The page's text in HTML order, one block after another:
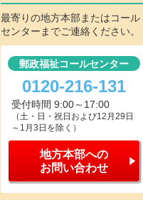
最寄りの地方本部またはコール
センターまでご連絡ください。
郵政福祉コールセンター
0120-216-131
受付時間 9:00～17:00
（土・日・祝日および12月29日
～1月3日を除く）
地方本部への
お問い合わせ